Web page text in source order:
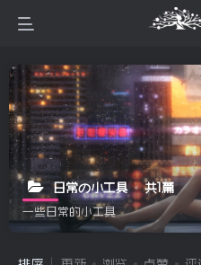
日常の小工具 共1篇
一些日常的小工具